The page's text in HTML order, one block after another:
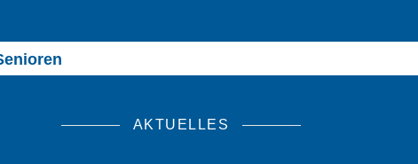
AKTUELLES